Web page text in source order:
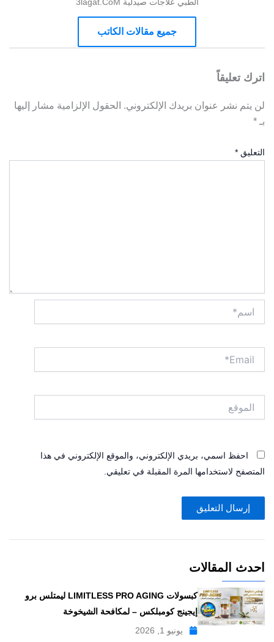
جميع مقالات الكاتب
اترك تعليقاً
لن يتم نشر عنوان بريدك الإلكتروني. الحقول الإلزامية مشار إليها
بـ *
التعليق *
احفظ اسمي، بريدي الإلكتروني، والموقع الإلكتروني في هذا
المتصفح لاستخدامها المرة المقبلة في تعليقي.
احدث المقالات
كبسولات LIMITLESS PRO AGING ليمتلس برو
إيجينج كومبلكس – لمكافحة الشيخوخة
يونيو 1, 2026